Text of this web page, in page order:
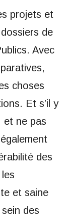
projets et
de
Avec
choses
Et s’il y
et ne pas
des
et saine
des